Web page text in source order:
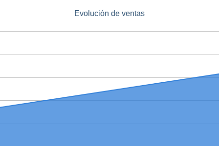
Evolución de ventas